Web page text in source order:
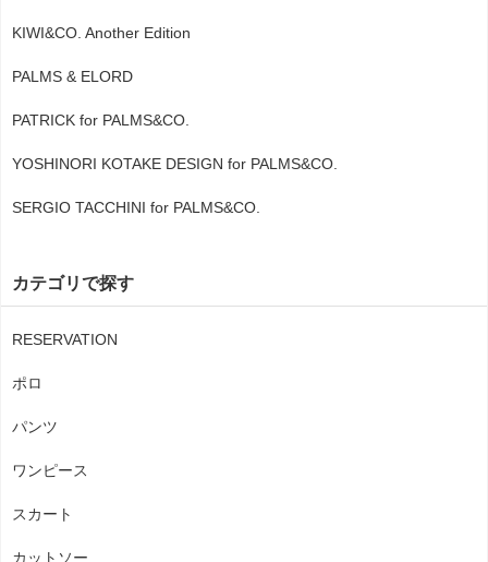
KIWI&CO. Another Edition
PALMS & ELORD
PATRICK for PALMS&CO.
YOSHINORI KOTAKE DESIGN for PALMS&CO.
SERGIO TACCHINI for PALMS&CO.
カテゴリで探す
RESERVATION
ポロ
パンツ
ワンピース
スカート
カットソー